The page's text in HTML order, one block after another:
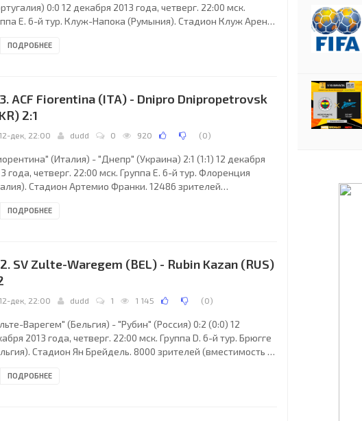
0:0 12 декабря 2013 года, четверг. 22:00 мск.
E. 6-й тур. Клуж-Напока (Румыния). Стадион Клуж Арена.
Джонс (Уэльс). Резервный: Эдвард Кинг (Уэльс).
(Вирджил Кристя, 83), Никандро
ПОДРОБНЕЕ
ACF Fiorentina (ITA) - Dnipro Dnipropetrovsk
2:1
12-дек, 22:00 dudd 0 920 (0)
(Италия) - "Днепр" (Украина) 2:1 (1:1) 12 декабря
года, четверг. 22:00 мск. Группа E. 6-й тур. Флоренция
Стадион Артемио Франки. 12486 зрителей
Тавареш (Португалия), Рикарду Сантуш (Португалия).
(Давид Писарро, 70),
ПОДРОБНЕЕ
SV Zulte-Waregem (BEL) - Rubin Kazan (RUS)
12-дек, 22:00 dudd 1 1 145 (0)
Варегем" (Бельгия) - "Рубин" (Россия) 0:2 (0:0) 12
2013 года, четверг. 22:00 мск. Группа D. 6-й тур. Брюгге
Стадион Ян Брейдель. 8000 зрителей (вместимость -
Фиоре (Италия), Лоренцо Манганелли (Италия). Резервный:
ПОДРОБНЕЕ